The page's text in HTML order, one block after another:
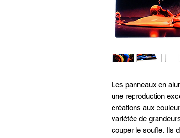
Les panneaux en
une reproduction
créations aux
variétée de
couper le soufle. Ils